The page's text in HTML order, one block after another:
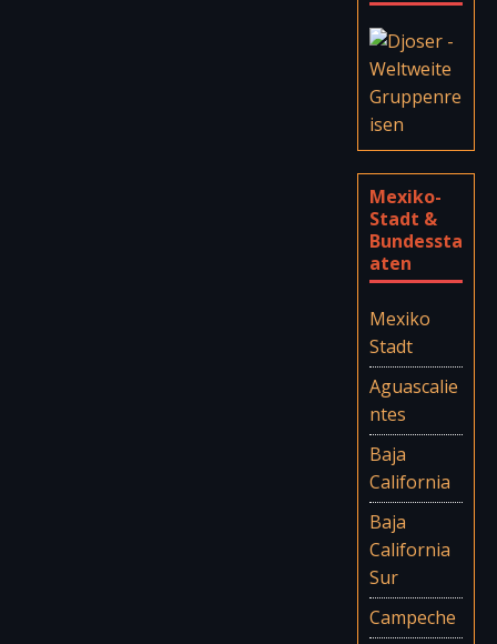
Mexiko-
Stadt &
Bundessta
aten
Mexiko
Stadt
Aguascalie
ntes
Baja
California
Baja
California
Sur
Campeche